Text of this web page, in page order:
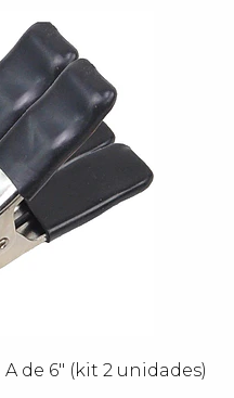
de 6" (kit 2 unidades)